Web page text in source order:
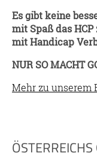
Es gibt keine
mit Spaß das
mit Handicap
NUR SO MACHT
Mehr zu unserem